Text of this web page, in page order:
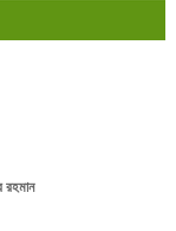
রহমান